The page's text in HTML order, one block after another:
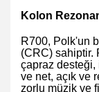
Kolon
R700, Polk'un
(CRC) sahiptir.
çapraz desteği,
ve net, açık ve
zorlu müzik ve